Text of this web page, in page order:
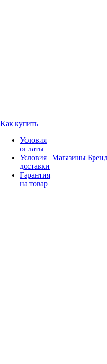
Как купить
Условия
оплаты
Условия
доставки
Гарантия
на товар
Магазины